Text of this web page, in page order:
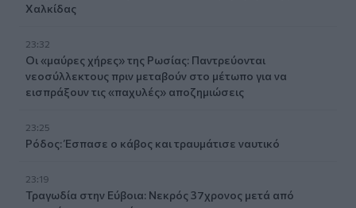
Χαλκίδας
23:32
Οι «μαύρες χήρες» της Ρωσίας: Παντρεύονται
νεοσύλλεκτους πριν μεταβούν στο μέτωπο για να
εισπράξουν τις «παχυλές» αποζημιώσεις
23:25
Ρόδος: Έσπασε ο κάβος και τραυμάτισε ναυτικό
23:19
Τραγωδία στην Εύβοια: Νεκρός 37χρονος μετά από